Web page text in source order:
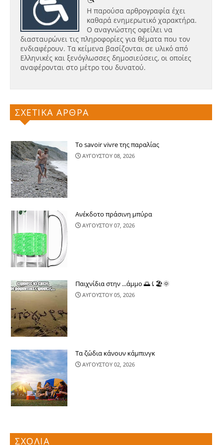
Η παρούσα αρθρογραφία έχει
καθαρά ενημερωτικό χαρακτήρα.
Ο αναγνώστης οφείλει να
διασταυρώνει τις πληροφορίες για θέματα που τον
ενδιαφέρουν. Τα κείμενα βασίζονται σε υλικό από
Ελληνικές και ξενόγλωσσες δημοσιεύσεις, οι οποίες
αναφέρονται στο μέτρο του δυνατού.
ΣΧΕΤΙΚΑ ΑΡΘΡΑ
Το savoir vivre της παραλίας
ΑΥΓΟΥΣΤΟΥ 08, 2026
Ανέκδοτο πράσινη μπύρα
ΑΥΓΟΥΣΤΟΥ 07, 2026
Παιχνίδια στην ...άμμο 🌅⤹🏖🌞
ΑΥΓΟΥΣΤΟΥ 05, 2026
Τα ζώδια κάνουν κάμπινγκ
ΑΥΓΟΥΣΤΟΥ 02, 2026
ΣΧΟΛΙΑ